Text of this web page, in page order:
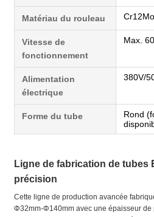
Matériau du rouleau
Vitesse de
fonctionnement
Max.
Alimentation
électrique
380V/
Forme du tube
Rond
Ligne de fabrication de tubes
précision
Cette ligne de production avancée
Φ32mm-Φ140mm avec une épaisseur de